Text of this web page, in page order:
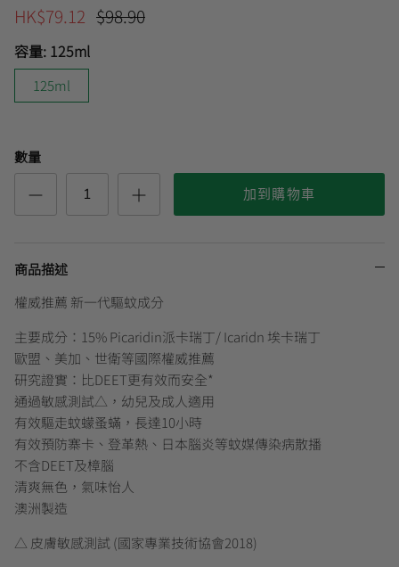
HK$79.12 $98.90
容量: 125ml
125ml
數量
加到購物車
商品描述
權威推薦 新一代驅蚊成分
主要成分：15% Picaridin派卡瑞丁/ Icaridn 埃卡瑞丁
歐盟、美加、世衛等國際權威推薦
研究證實：比DEET更有效而安全*
通過敏感測試△，幼兒及成人適用
有效驅走蚊蠓蚤蟎，長達10小時
有效預防寨卡、登革熱、日本腦炎等蚊媒傳染病散播
不含DEET及樟腦
清爽無色，氣味怡人
澳洲製造
△ 皮膚敏感測試 (國家專業技術協會2018)